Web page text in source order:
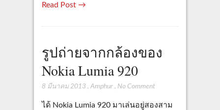
Read Post →
รูปถ่ายจากกล้องของ
Nokia Lumia 920
8 มีนาคม 2013 , Amphur, No Comment
ได้ Nokia Lumia 920 มาเล่นอยู่สองสาม